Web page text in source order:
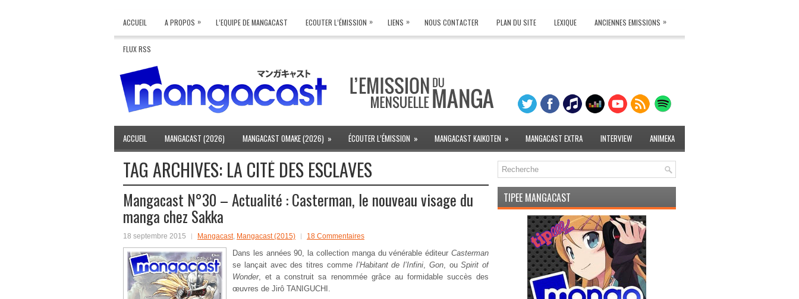
ACCUEIL A PROPOS » L’EQUIPE DE MANGACAST ECOUTER L’ÉMISSION » LIENS » NOUS CONTACTER PLAN DU SITE LEXIQUE ANCIENNES EMISSIONS »
FLUX RSS
ACCUEIL MANGACAST (2026) MANGACAST OMAKE (2026) » ÉCOUTER L’ÉMISSION » MANGACAST KAIKOTEN » MANGACAST EXTRA INTERVIEW ANIMEKA
TAG ARCHIVES: LA CITÉ DES ESCLAVES
Mangacast N°30 – Actualité : Casterman, le nouveau visage du
manga chez Sakka
18 septembre 2015 Mangacast, Mangacast (2015) 18 Commentaires
Dans les années 90, la collection manga du vénérable éditeur Casterman
se lançait avec des titres comme l’Habitant de l’Infini, Gon, ouSpirit of
Wonder, et a construit sa renommée grâce au formidable succès des
œuvres de Jirô TANIGUCHI.
TIPEE MANGACAST